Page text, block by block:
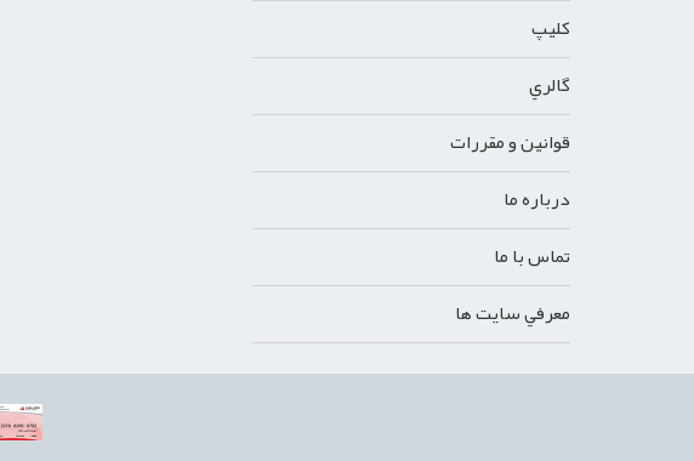
کليپ
گالري
قوانين و مقررات
درباره ما
تماس با ما
معرفي سايت ها